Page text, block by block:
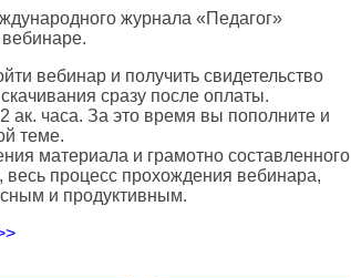
журнала «Педагог»
вебинар и получить свидетельство
сразу после оплаты.
часа. За это время вы пополните и
теме.
материала и грамотно составленного
весь процесс прохождения вебинара,
и продуктивным.